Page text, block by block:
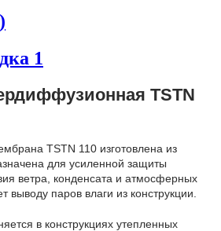
1
TSTN
TSTN 110 изготовлена из
для усиленной защиты
ветра, конденсата и атмосферных
выводу паров влаги из конструкции.
в конструкциях утепленных